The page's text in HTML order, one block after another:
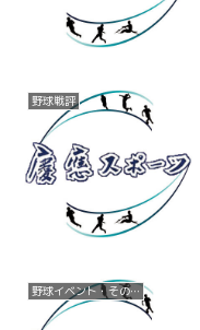
野球戦評
野球イベント・その他